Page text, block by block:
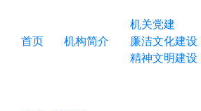
首页 机构简介
机关党建
廉洁文化建设
精神文明建设